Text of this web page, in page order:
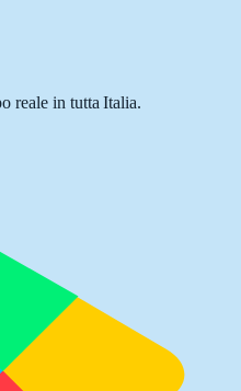
reale in tutta Italia.